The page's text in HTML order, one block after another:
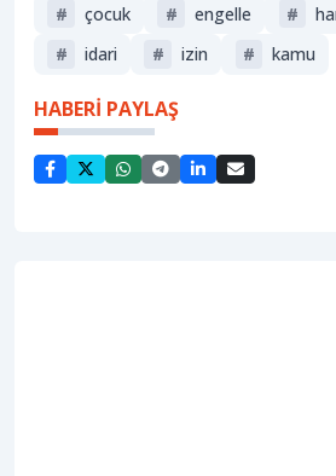
# çocuk # engelle #
#
idari # i̇zin # kamu
HABERİ PAYLAŞ